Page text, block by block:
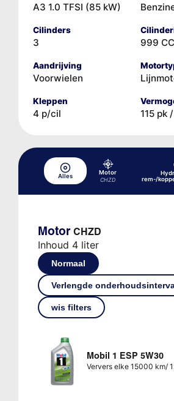
A3 1.0 TFSI (85 kW)
Cilinders
3 999 CC
Aandrijving
Voorwielen
Kleppen
4 p/cil 115 pk
Alles
Motor
CHZD
rem-/
Motor CHZD
Inhoud 4 liter
Normaal
Verlengde
wis filters
Mobil 1 ESP 5W30
Ververs elke 15000 km/